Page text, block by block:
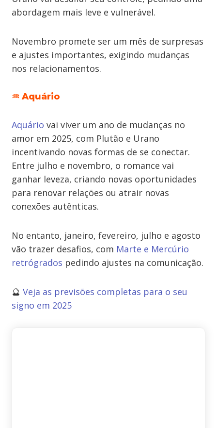
abordagem mais leve e vulnerável.
Novembro promete ser um mês de surpresas
e ajustes importantes, exigindo mudanças
nos relacionamentos.
♒ Aquário
Aquário vai viver um ano de mudanças no
amor em 2025, com Plutão e Urano
incentivando novas formas de se conectar.
Entre julho e novembro, o romance vai
ganhar leveza, criando novas oportunidades
para renovar relações ou atrair novas
conexões autênticas.
No entanto, janeiro, fevereiro, julho e agosto
vão trazer desafios, com Marte e Mercúrio
retrógrados pedindo ajustes na comunicação.
🔮 Veja as previsões completas para o seu
signo em 2025